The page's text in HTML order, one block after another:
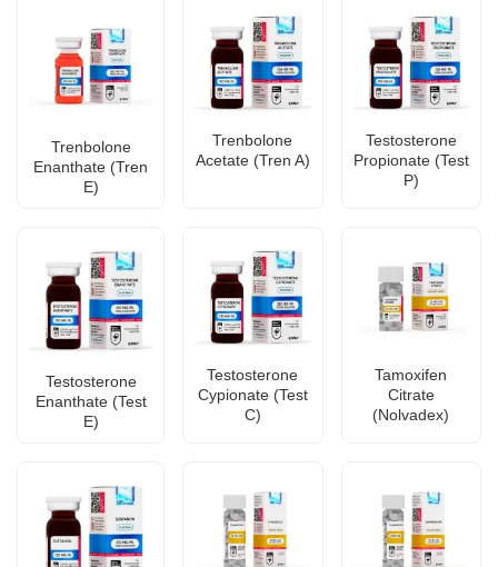
Trenbolone
Enanthate (Tren
E)
Trenbolone
Acetate (Tren A)
Testosterone
Propionate (Test
P)
Testosterone
Enanthate (Test
E)
Testosterone
Cypionate (Test
C)
Tamoxifen
Citrate
(Nolvadex)